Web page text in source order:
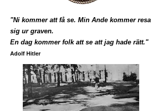
"Ni kommer att få se. Min Ande kommer resa
sig ur graven.
En dag kommer folk att se att jag hade rätt."
Adolf Hitler